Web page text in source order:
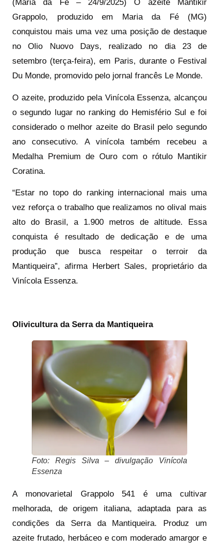
(Maria da Fé – 24/9/2025) O azeite Mantikir
Grappolo, produzido em Maria da Fé (MG)
conquistou mais uma vez uma posição de destaque
no Olio Nuovo Days, realizado no dia 23 de
setembro (terça-feira), em Paris, durante o Festival
Du Monde, promovido pelo jornal francês Le Monde.
O azeite, produzido pela Vinícola Essenza, alcançou
o segundo lugar no ranking do Hemisfério Sul e foi
considerado o melhor azeite do Brasil pelo segundo
ano consecutivo. A vinícola também recebeu a
Medalha Premium de Ouro com o rótulo Mantikir
Coratina.
“Estar no topo do ranking internacional mais uma
vez reforça o trabalho que realizamos no olival mais
alto do Brasil, a 1.900 metros de altitude. Essa
conquista é resultado de dedicação e de uma
produção que busca respeitar o terroir da
Mantiqueira”, afirma Herbert Sales, proprietário da
Vinícola Essenza.
Olivicultura da Serra da Mantiqueira
Foto: Regis Silva – divulgação Vinícola
Essenza
A monovarietal Grappolo 541 é uma cultivar
melhorada, de origem italiana, adaptada para as
condições da Serra da Mantiqueira. Produz um
azeite frutado, herbáceo e com moderado amargor e